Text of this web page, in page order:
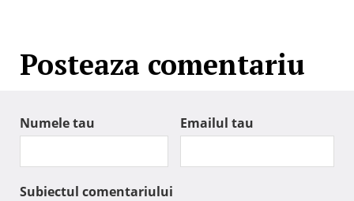
Posteaza comentariu
Numele tau Emailul tau
Subiectul comentariului